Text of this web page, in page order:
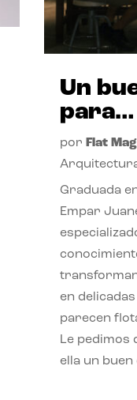
Un
para…
por Flat
Graduada
Empar
en
parecen
Le pedimos
ella un